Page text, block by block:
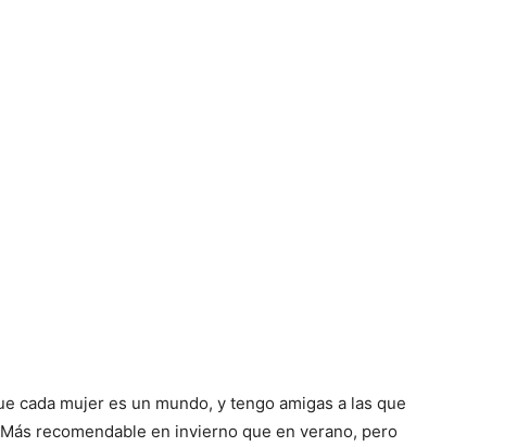
aceite de coco, como ya os contamos en otro post, te